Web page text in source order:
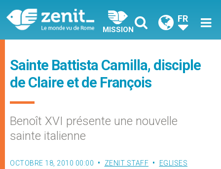
MISSION
FR
Sainte Battista Camilla, disciple
de Claire et de François
Benoît XVI présente une nouvelle
sainte italienne
OCTOBRE 18, 2010 00:00 ZENIT STAFF
EGLISES